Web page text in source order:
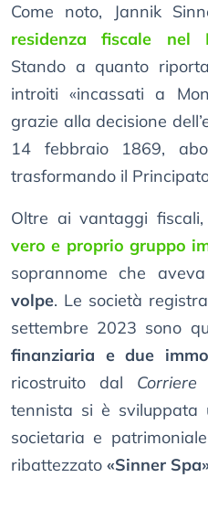
Come noto, Jannik
residenza fiscale nel
Stando a quanto
introiti «incassati a
grazie alla decisione
14 febbraio 1869,
trasformando il
Oltre ai vantaggi
vero e proprio gruppo
soprannome che
volpe. Le società
settembre 2023 sono
finanziaria e due
ricostruito dal
tennista si è
societaria e
ribattezzato «Sinner